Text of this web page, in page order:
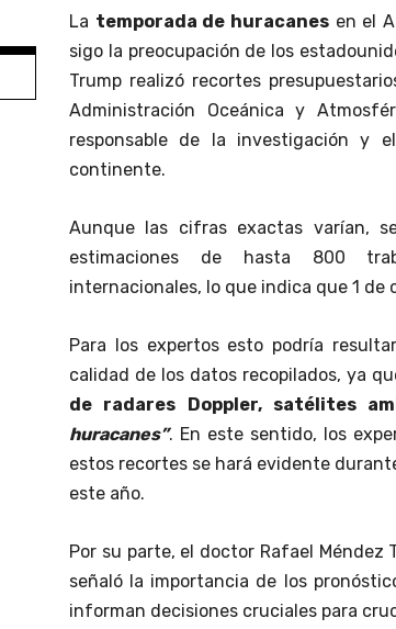
La temporada de huracanes en el
sigo la preocupación de los
Trump realizó recortes
Administración Oceánica y
responsable de la investigación y
continente.
Aunque las cifras exactas varían,
estimaciones de hasta 800
internacionales, lo que indica que 1 de
Para los expertos esto podría
calidad de los datos recopilados, ya
de radares Doppler, satélites
huracanes”. En este sentido, los
estos recortes se hará evidente
este año.
Por su parte, el doctor Rafael Méndez
señaló la importancia de los
informan decisiones cruciales para